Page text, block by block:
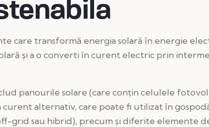
care transformă energia solară în energie
și a o converti în curent electric prin
panourile solare (care conțin celulele
alternativ, care poate fi utilizat în
grid sau hibrid), precum și diferite elemente